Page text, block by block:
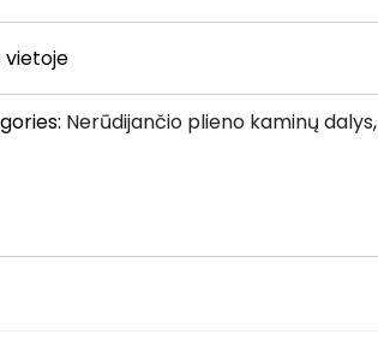
vietoje
Nerūdijančio plieno kaminų dalys,